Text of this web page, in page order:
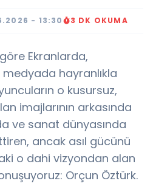
- 13:30 3 DK OKUMA
Ekranlarda,
hayranlıkla
o kusursuz,
imajlarının arkasında
ve sanat dünyasında
ancak asıl gücünü
o dahi vizyondan alan
Orçun Öztürk.